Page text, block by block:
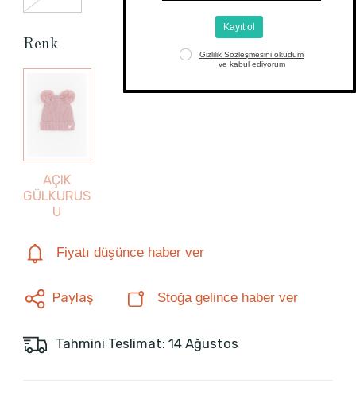
Renk
AÇIK
GÜLKURUS
U
Fiyatı düşünce haber ver
Paylaş Stoğa gelince haber ver
Tahmini Teslimat: 14 Ağustos